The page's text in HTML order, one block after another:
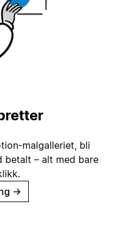
malgalleriet, bli
betalt – alt med bare
→